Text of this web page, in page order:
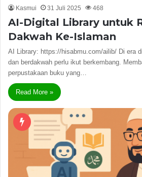
Kasmui 31 Juli 2025 468
AI-Digital Library untuk
Dakwah Ke-Islaman
AI Library: https://hisabmu.com/ailib/ Di era
dan berdakwah perlu ikut berkembang.
perpustakaan buku yang…
Read More »